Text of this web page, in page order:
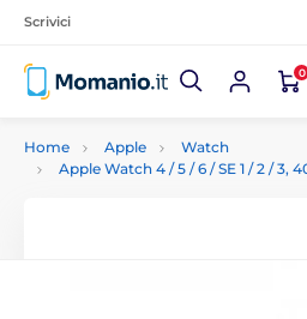
Scrivici
0
Home Apple
Watch
Apple Watch 4 / 5 / 6 / SE 1 / 2 / 3,